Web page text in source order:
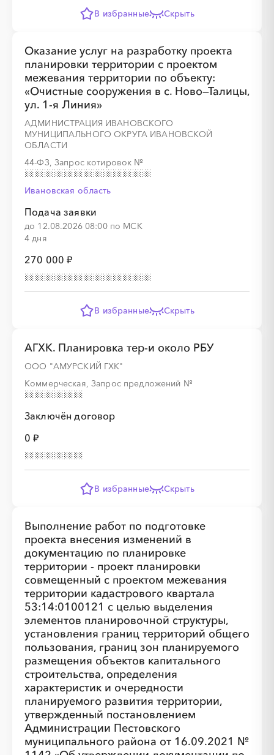
В избранные Скрыть
Оказание услуг на разработку проекта
планировки территории с проектом
межевания территории по объекту:
«Очистные сооружения в с. Ново—Талицы,
ул. 1-я Линия»
АДМИНИСТРАЦИЯ ИВАНОВСКОГО
МУНИЦИПАЛЬНОГО ОКРУГА ИВАНОВСКОЙ
ОБЛАСТИ
44-ФЗ, Запрос котировок №
Ивановская область
Подача заявки
до 12.08.2026 08:00 по МСК
4 дня
270 000 ₽
В избранные Скрыть
АГХК. Планировка тер-и около РБУ
ООО "АМУРСКИЙ ГХК"
Коммерческая, Запрос предложений №
Заключён договор
0 ₽
В избранные Скрыть
Выполнение работ по подготовке
проекта внесения изменений в
документацию по планировке
территории - проект планировки
совмещенный с проектом межевания
территории кадастрового квартала
53:14:0100121 с целью выделения
элементов планировочной структуры,
установления границ территорий общего
пользования, границ зон планируемого
размещения объектов капитального
строительства, определения
характеристик и очередности
планируемого развития территории,
утвержденный постановлением
Администрации Пестовского
муниципального района от 16.09.2021 №